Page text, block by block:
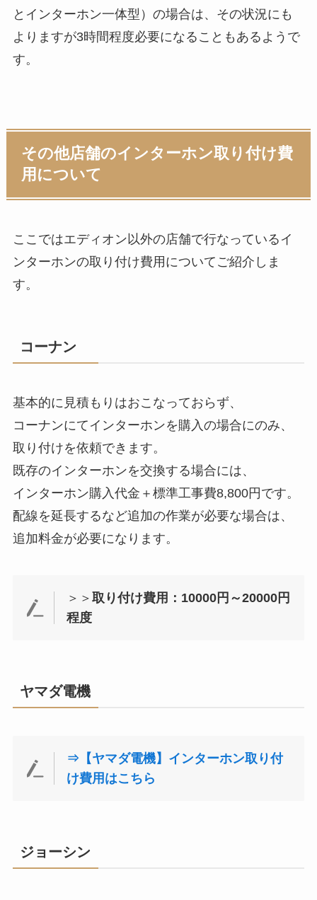
とインターホン一体型）の場合は、その状況にも
よりますが3時間程度必要になることもあるようで
す。
その他店舗のインターホン取り付け費
用について
ここではエディオン以外の店舗で行なっているイ
ンターホンの取り付け費用についてご紹介しま
す。
コーナン
基本的に見積もりはおこなっておらず、
コーナンにてインターホンを購入の場合にのみ、
取り付けを依頼できます。
既存のインターホンを交換する場合には、
インターホン購入代金＋標準工事費8,800円です。
配線を延長するなど追加の作業が必要な場合は、
追加料金が必要になります。
＞＞取り付け費用：10000円～20000円
程度
ヤマダ電機
⇒【ヤマダ電機】インターホン取り付
け費用はこちら
ジョーシン